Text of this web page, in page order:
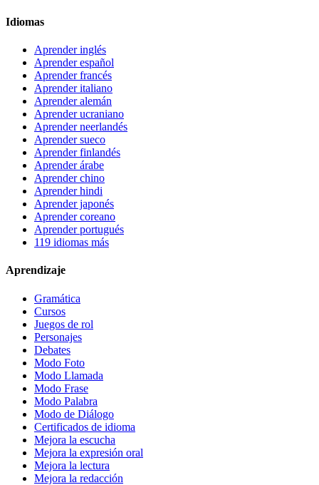
Idiomas
Aprender inglés
Aprender español
Aprender francés
Aprender italiano
Aprender alemán
Aprender ucraniano
Aprender neerlandés
Aprender sueco
Aprender finlandés
Aprender árabe
Aprender chino
Aprender hindi
Aprender japonés
Aprender coreano
Aprender portugués
119 idiomas más
Aprendizaje
Gramática
Cursos
Juegos de rol
Personajes
Debates
Modo Foto
Modo Llamada
Modo Frase
Modo Palabra
Modo de Diálogo
Certificados de idioma
Mejora la escucha
Mejora la expresión oral
Mejora la lectura
Mejora la redacción